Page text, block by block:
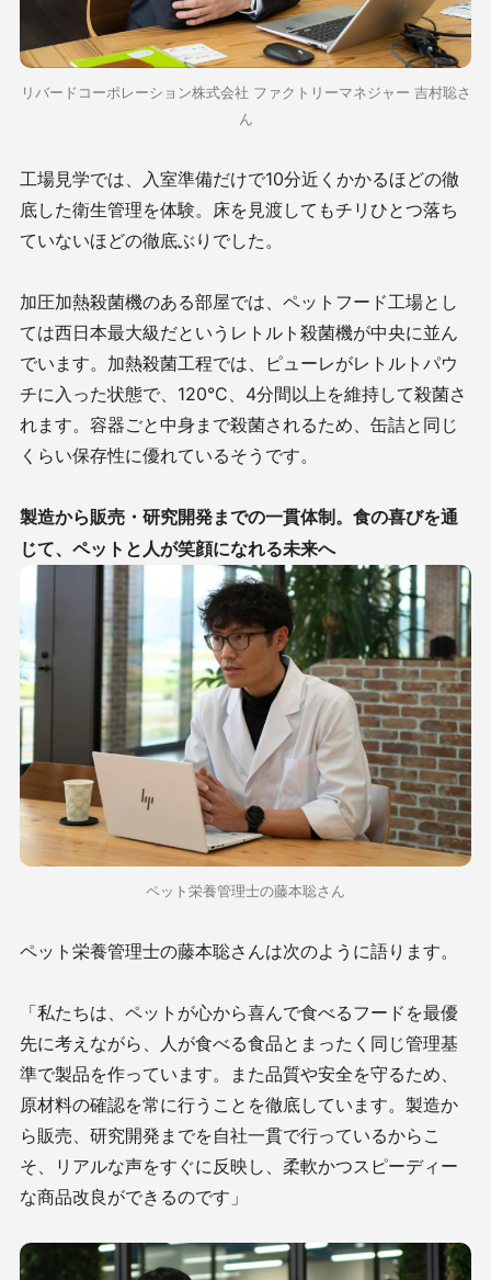
リバードコーポレーション株式会社 ファクトリーマネジャー 吉村聡さ
ん
工場見学では、入室準備だけで10分近くかかるほどの徹
底した衛生管理を体験。床を見渡してもチリひとつ落ち
ていないほどの徹底ぶりでした。
加圧加熱殺菌機のある部屋では、ペットフード工場とし
ては西日本最大級だというレトルト殺菌機が中央に並ん
でいます。加熱殺菌工程では、ピューレがレトルトパウ
チに入った状態で、120°C、4分間以上を維持して殺菌さ
れます。容器ごと中身まで殺菌されるため、缶詰と同じ
くらい保存性に優れているそうです。
製造から販売・研究開発までの一貫体制。食の喜びを通
じて、ペットと人が笑顔になれる未来へ
ペット栄養管理士の藤本聡さん
ペット栄養管理士の藤本聡さんは次のように語ります。
「私たちは、ペットが心から喜んで食べるフードを最優
先に考えながら、人が食べる食品とまったく同じ管理基
準で製品を作っています。
また品質や安全を守るため、
原材料の確認を常に行うことを徹底しています。製造か
ら販売、研究開発までを自社一貫で行っているからこ
そ、リアルな声をすぐに反映し、柔軟かつスピーディー
な商品改良ができるのです」